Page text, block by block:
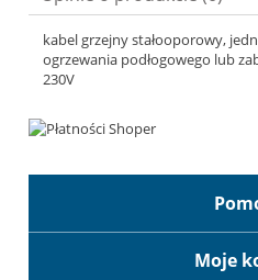
kabel grzejny stałooporowy,
ogrzewania podłogowego lub
230V
Moje